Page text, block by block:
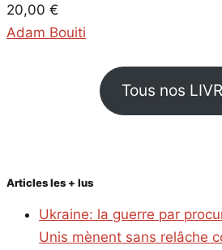
20,00 €
Adam Bouiti
Tous nos
Articles les + lus
Ukraine: la guerre par
Unis mènent sans relâche